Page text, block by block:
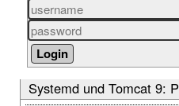
Systemd und Tomcat 9: